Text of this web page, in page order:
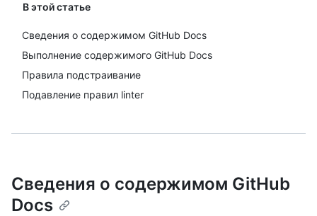
В этой статье
Сведения о содержимом GitHub Docs
Выполнение содержимого GitHub Docs
Правила подстраивание
Подавление правил linter
Сведения о содержимом GitHub
Docs